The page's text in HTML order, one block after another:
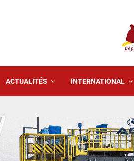
ACTUALITÉS INTERNATIONAL